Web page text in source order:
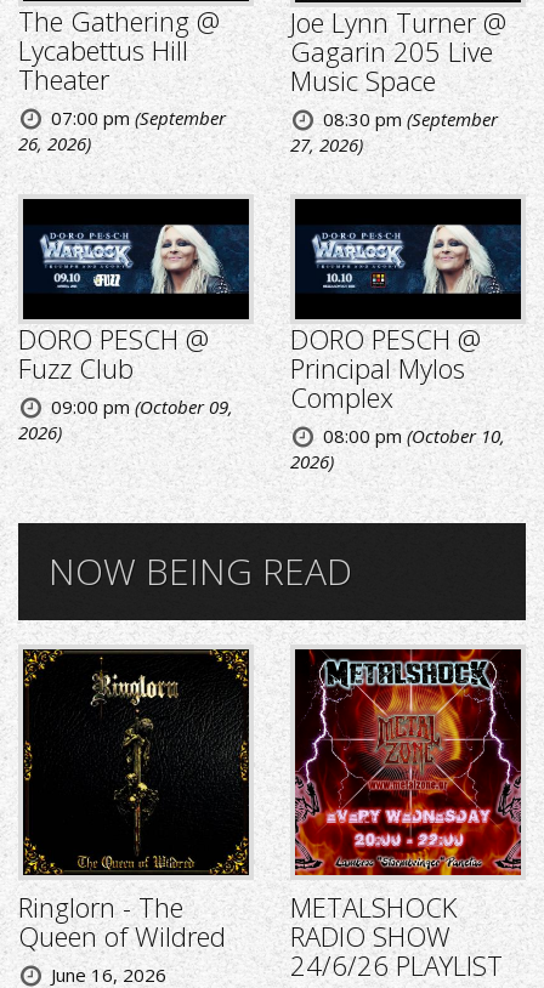
The Gathering @
Lycabettus Hill
Theater
07:00 pm(September
26, 2026)
Joe Lynn Turner @
Gagarin 205 Live
Music Space
08:30 pm (September
27, 2026)
DORO PESCH @
Fuzz Club
09:00 pm(October 09,
2026)
DORO PESCH @
Principal Mylos
Complex
08:00 pm (October 10,
2026)
NOW BEING READ
Ringlorn - The
Queen of Wildred
June 16, 2026
METALSHOCK
RADIO SHOW
24/6/26 PLAYLIST